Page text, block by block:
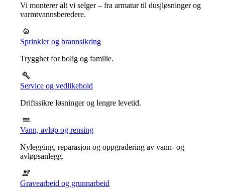
Vi monterer alt vi selger – fra armatur til dusjløsninger og
varmtvannsberedere.
Sprinkler og brannsikring
Trygghet for bolig og familie.
Service og vedlikehold
Driftssikre løsninger og lengre levetid.
Vann, avløp og rensing
Nylegging, reparasjon og oppgradering av vann- og
avløpsanlegg.
Gravearbeid og grunnarbeid